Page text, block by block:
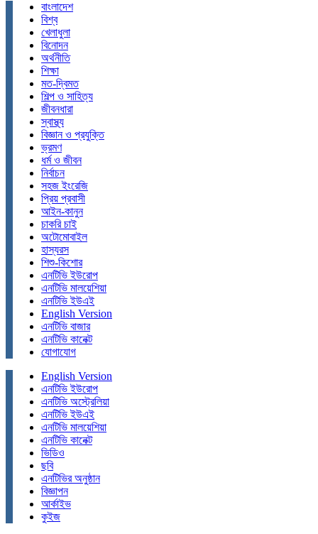
বাংলাদেশ
বিশ্ব
খেলাধুলা
বিনোদন
অর্থনীতি
শিক্ষা
মত-দ্বিমত
শিল্প ও সাহিত্য
জীবনধারা
স্বাস্থ্য
বিজ্ঞান ও প্রযুক্তি
ভ্রমণ
ধর্ম ও জীবন
নির্বাচন
সহজ ইংরেজি
প্রিয় প্রবাসী
আইন-কানুন
চাকরি চাই
অটোমোবাইল
হাস্যরস
শিশু-কিশোর
এনটিভি ইউরোপ
এনটিভি মালয়েশিয়া
এনটিভি ইউএই
English Version
এনটিভি বাজার
এনটিভি কানেক্ট
যোগাযোগ
English Version
এনটিভি ইউরোপ
এনটিভি অস্ট্রেলিয়া
এনটিভি ইউএই
এনটিভি মালয়েশিয়া
এনটিভি কানেক্ট
ভিডিও
ছবি
এনটিভির অনুষ্ঠান
বিজ্ঞাপন
আর্কাইভ
কুইজ